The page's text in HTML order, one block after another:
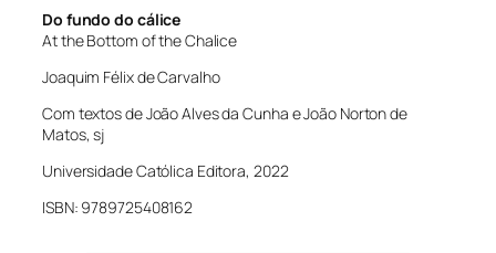
Do fundo do cálice
At the Bottom of the Chalice
Joaquim Félix de Carvalho
Com textos de João Alves da Cunha e João Norton de
Matos, sj
Universidade Católica Editora, 2022
ISBN: 9789725408162